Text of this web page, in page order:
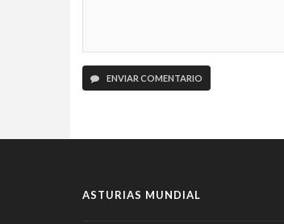
ENVIAR COMENTARIO
ASTURIAS MUNDIAL